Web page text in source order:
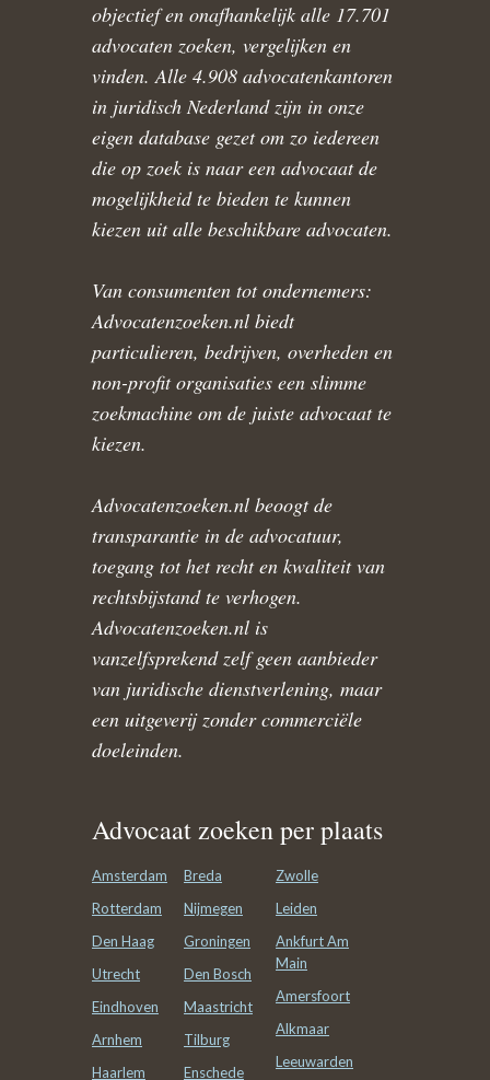
objectief en onafhankelijk alle 17.701
advocaten zoeken, vergelijken en
vinden. Alle 4.908 advocatenkantoren
in juridisch Nederland zijn in onze
eigen database gezet om zo iedereen
die op zoek is naar een advocaat de
mogelijkheid te bieden te kunnen
kiezen uit alle beschikbare advocaten.
Van consumenten tot ondernemers:
Advocatenzoeken.nl biedt
particulieren, bedrijven, overheden en
non-profit organisaties een slimme
zoekmachine om de juiste advocaat te
kiezen.
Advocatenzoeken.nl beoogt de
transparantie in de advocatuur,
toegang tot het recht en kwaliteit van
rechtsbijstand te verhogen.
Advocatenzoeken.nl is
vanzelfsprekend zelf geen aanbieder
van juridische dienstverlening, maar
een uitgeverij zonder commerciële
doeleinden.
Advocaat zoeken per plaats
Amsterdam
Rotterdam
Den Haag
Utrecht
Eindhoven
Arnhem
Haarlem
Breda
Nijmegen
Groningen
Den Bosch
Maastricht
Tilburg
Enschede
Zwolle
Leiden
Ankfurt Am
Main
Amersfoort
Alkmaar
Leeuwarden